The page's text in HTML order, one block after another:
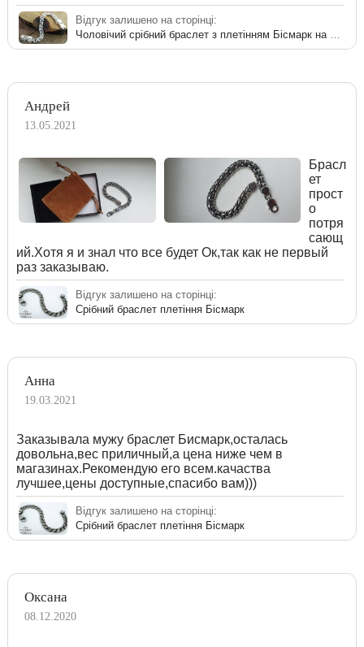
Відгук залишено на сторінці:
Андрей
13.05.2021
Брасл
ет
прост
о
потря
сающ
ий.Хотя я и знал что все будет Ок,так как не первый
раз заказываю.
Відгук залишено на сторінці:
Срібний браслет плетіння Бісмарк
Анна
19.03.2021
Заказывала мужу браслет Бисмарк,осталась
довольна,вес приличный,а цена ниже чем в
магазинах.Рекомендую его всем.качаства
лучшее,цены доступные,спасибо вам)))
Відгук залишено на сторінці:
Срібний браслет плетіння Бісмарк
Оксана
08.12.2020